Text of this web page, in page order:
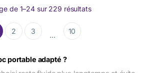
de 1–24 sur 229 résultats
2 3 … 10
portable adapté ?